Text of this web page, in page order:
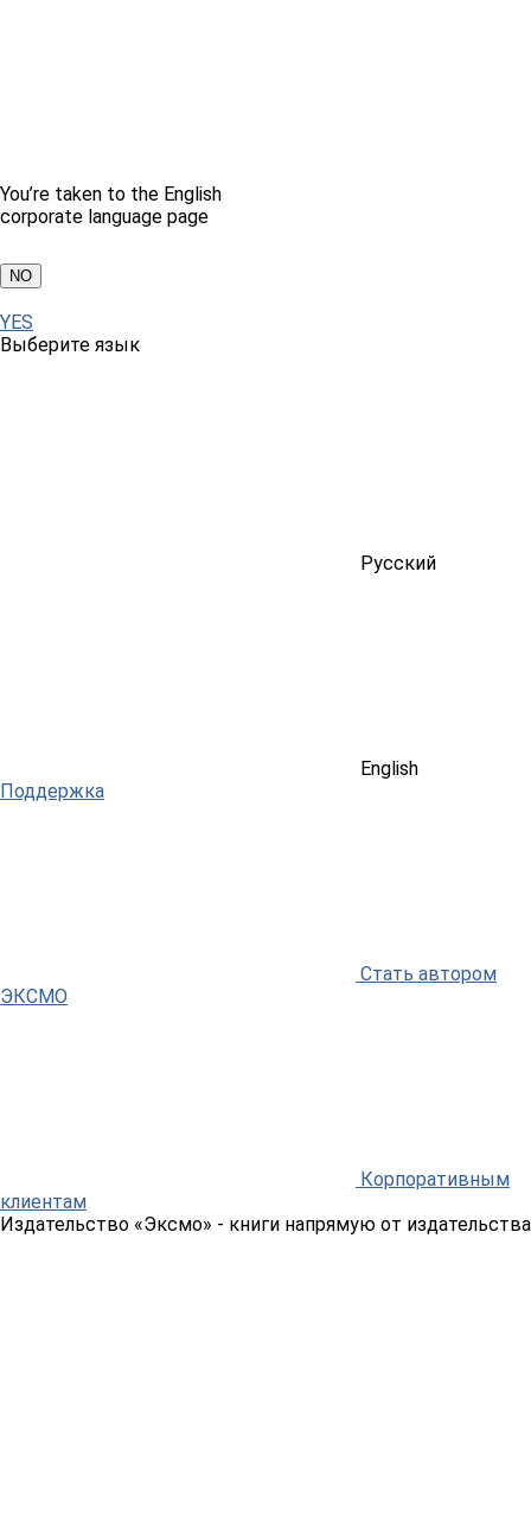
You’re taken to the English
corporate language page
NO
YES
Выберите язык
Русский
English
Поддержка
Стать автором
ЭКСМО
Корпоративным
клиентам
Издательство «Эксмо» - книги напрямую от издательства